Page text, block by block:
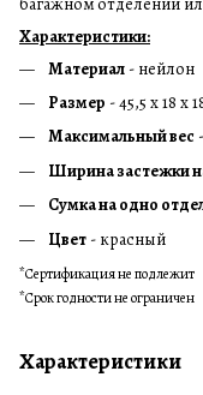
Характеристики:
Материал - нейлон
Размер - 45,5 х 18 х
Максимальный вес
Ширина застежки
Сумка на одно
Цвет - красный
*Сертификация не подлежит
*Срок годности не ограничен
Характеристики